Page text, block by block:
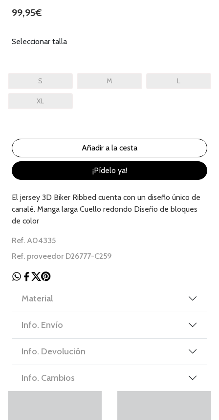
99,95€
Seleccionar talla
S M L
XL
¡Pídelo ya!
El jersey 3D Biker Ribbed cuenta con un diseño único de
canalé. Manga larga Cuello redondo Diseño de bloques
de color
Ref. A04335
Ref. proveedor D26777-C259
Material
Info. Envío
Info. Devolución
Info. Cambios